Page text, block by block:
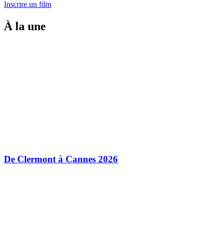
Inscrire un film
À la une
De Clermont à Cannes 2026